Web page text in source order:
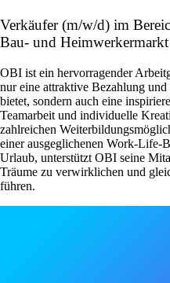
Verkäufer (m/w/d) im
Bau- und
OBI ist ein hervorragender
nur eine attraktive Bezahlung
bietet, sondern auch eine
Teamarbeit und individuelle
zahlreichen
einer ausgeglichenen Work-Life-
Urlaub, unterstützt OBI seine
Träume zu verwirklichen und
führen.